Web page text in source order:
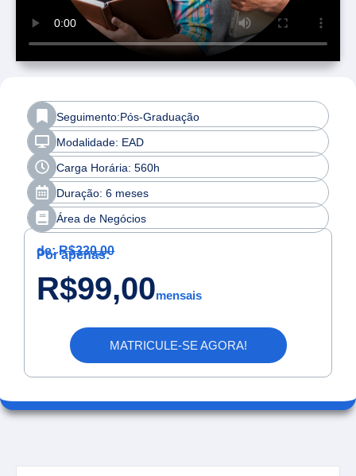
Seguimento:Pós-Graduação
Modalidade: EAD
Carga Horária: 560h
Duração: 6 meses
Área de Negócios
de:R$330,00
Por apenas:
R$99,00mensais
MATRICULE-SE AGORA!